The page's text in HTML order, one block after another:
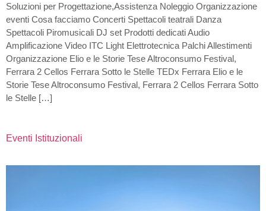
Soluzioni per Progettazione,Assistenza Noleggio Organizzazione
eventi Cosa facciamo Concerti Spettacoli teatrali Danza
Spettacoli Piromusicali DJ set Prodotti dedicati Audio
Amplificazione Video ITC Light Elettrotecnica Palchi Allestimenti
Organizzazione Elio e le Storie Tese Altroconsumo Festival,
Ferrara 2 Cellos Ferrara Sotto le Stelle TEDx Ferrara Elio e le
Storie Tese Altroconsumo Festival, Ferrara 2 Cellos Ferrara Sotto
le Stelle […]
Eventi Istituzionali